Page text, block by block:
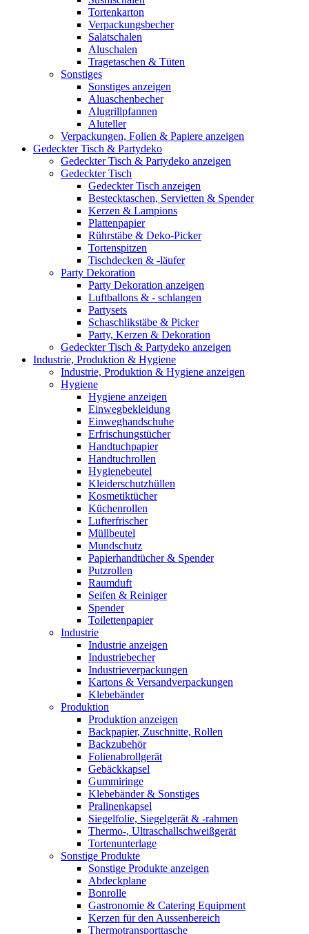
Tortenkarton
Verpackungsbecher
Salatschalen
Aluschalen
Tragetaschen & Tüten
Sonstiges
Sonstiges anzeigen
Aluaschenbecher
Alugrillpfannen
Aluteller
Verpackungen, Folien & Papiere anzeigen
Gedeckter Tisch & Partydeko
Gedeckter Tisch & Partydeko anzeigen
Gedeckter Tisch
Gedeckter Tisch anzeigen
Bestecktaschen, Servietten & Spender
Kerzen & Lampions
Plattenpapier
Rührstäbe & Deko-Picker
Tortenspitzen
Tischdecken & -läufer
Party Dekoration
Party Dekoration anzeigen
Luftballons & - schlangen
Partysets
Schaschlikstäbe & Picker
Party, Kerzen & Dekoration
Gedeckter Tisch & Partydeko anzeigen
Industrie, Produktion & Hygiene
Industrie, Produktion & Hygiene anzeigen
Hygiene
Hygiene anzeigen
Einwegbekleidung
Einweghandschuhe
Erfrischungstücher
Handtuchpapier
Handtuchrollen
Hygienebeutel
Kleiderschutzhüllen
Kosmetiktücher
Küchenrollen
Lufterfrischer
Müllbeutel
Mundschutz
Papierhandtücher & Spender
Putzrollen
Raumduft
Seifen & Reiniger
Spender
Toilettenpapier
Industrie
Industrie anzeigen
Industriebecher
Industrieverpackungen
Kartons & Versandverpackungen
Klebebänder
Produktion
Produktion anzeigen
Backpapier, Zuschnitte, Rollen
Backzubehör
Folienabrollgerät
Gebäckkapsel
Gummiringe
Klebebänder & Sonstiges
Pralinenkapsel
Siegelfolie, Siegelgerät & -rahmen
Thermo-, Ultraschallschweißgerät
Tortenunterlage
Sonstige Produkte
Sonstige Produkte anzeigen
Abdeckplane
Bonrolle
Gastronomie & Catering Equipment
Kerzen für den Aussenbereich
Thermotransporttasche